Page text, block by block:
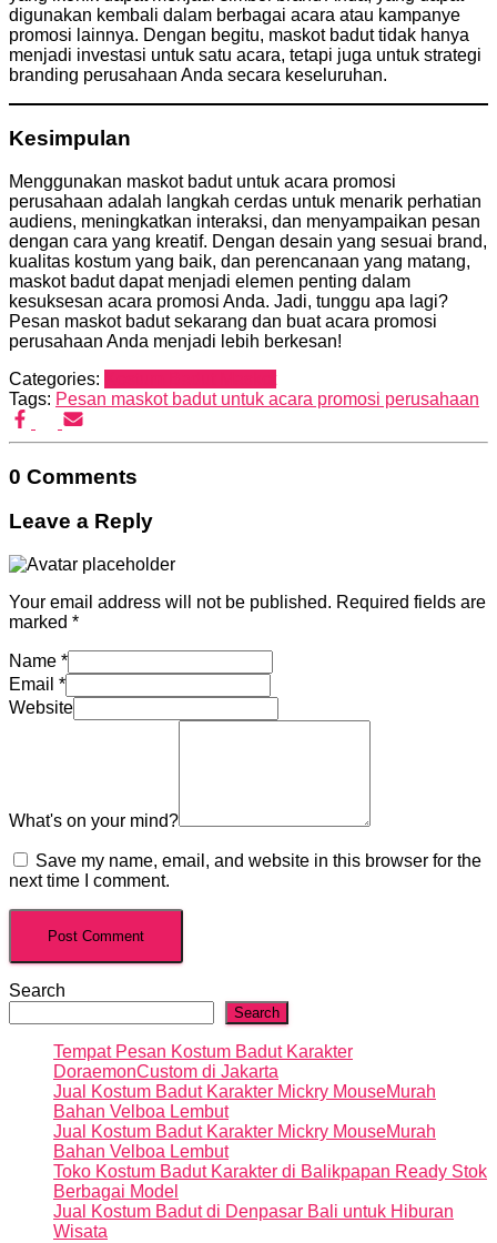
digunakan kembali dalam berbagai acara atau kampanye
promosi lainnya. Dengan begitu, maskot badut tidak hanya
menjadi investasi untuk satu acara, tetapi juga untuk strategi
branding perusahaan Anda secara keseluruhan.
Kesimpulan
Menggunakan maskot badut untuk acara promosi
perusahaan adalah langkah cerdas untuk menarik perhatian
audiens, meningkatkan interaksi, dan menyampaikan pesan
dengan cara yang kreatif. Dengan desain yang sesuai brand,
kualitas kostum yang baik, dan perencanaan yang matang,
maskot badut dapat menjadi elemen penting dalam
kesuksesan acara promosi Anda. Jadi, tunggu apa lagi?
Pesan maskot badut sekarang dan buat acara promosi
perusahaan Anda menjadi lebih berkesan!
Categories:
Tags: Pesan maskot badut untuk acara promosi perusahaan
0 Comments
Leave a Reply
Your email address will not be published. Required fields are
marked *
Name *
Email *
Website
What's on your mind?
Save my name, email, and website in this browser for the
next time I comment.
Search
Search
Tempat Pesan Kostum Badut Karakter
DoraemonCustom di Jakarta
Jual Kostum Badut Karakter Mickry MouseMurah
Bahan Velboa Lembut
Jual Kostum Badut Karakter Mickry MouseMurah
Bahan Velboa Lembut
Toko Kostum Badut Karakter di Balikpapan Ready Stok
Berbagai Model
Jual Kostum Badut di Denpasar Bali untuk Hiburan
Wisata